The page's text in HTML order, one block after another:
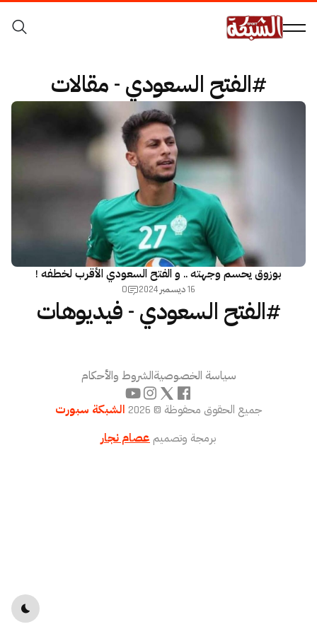
#الفتح السعودي - مقالات
بوزوق يحسم وجهته .. و الفتح السعودي الأقرب لخطفه !
16 ديسمبر 2024 0
#الفتح السعودي - فيديوهات
سياسة الخصوصيةالشروط والأحكام
جميع الحقوق محفوظة © 2026
الشبكة سبورت
برمجة وتصميم عصام نجار